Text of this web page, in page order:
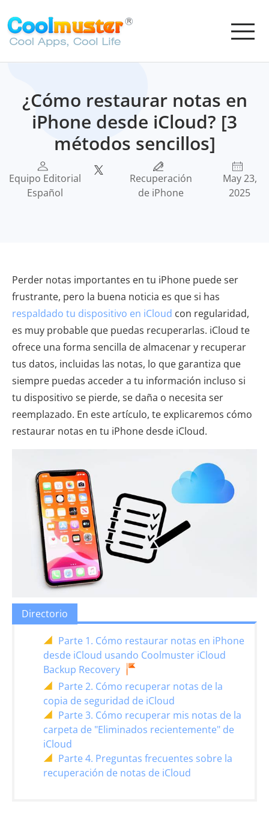
¿Cómo restaurar notas en
iPhone desde iCloud? [3
métodos sencillos]
Equipo Editorial
Español
Recuperación
de iPhone
May 23,
2025
Perder notas importantes en tu iPhone puede ser
frustrante, pero la buena noticia es que si has
respaldado tu dispositivo en iCloud con regularidad,
es muy probable que puedas recuperarlas. iCloud te
ofrece una forma sencilla de almacenar y recuperar
tus datos, incluidas las notas, lo que garantiza que
siempre puedas acceder a tu información incluso si
tu dispositivo se pierde, se daña o necesita ser
reemplazado. En este artículo, te explicaremos cómo
restaurar notas en tu iPhone desde iCloud.
Directorio
Parte 1. Cómo restaurar notas en iPhone
desde iCloud usando Coolmuster iCloud
Backup Recovery
Parte 2. Cómo recuperar notas de la
copia de seguridad de iCloud
Parte 3. Cómo recuperar mis notas de la
carpeta de "Eliminados recientemente" de
iCloud
Parte 4. Preguntas frecuentes sobre la
recuperación de notas de iCloud